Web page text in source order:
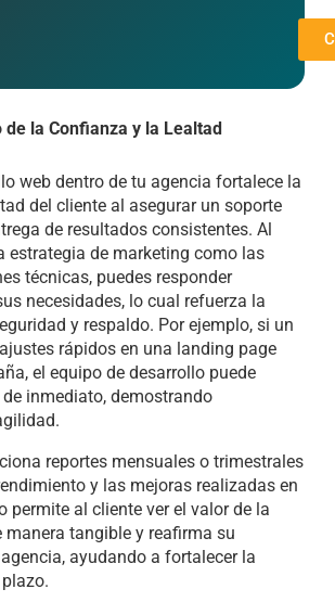
la Confianza y la Lealtad
web dentro de tu agencia fortalece la
del cliente al asegurar un soporte
de resultados consistentes. Al
estrategia de marketing como las
técnicas, puedes responder
necesidades, lo cual refuerza la
y respaldo. Por ejemplo, si un
rápidos en una landing page
el equipo de desarrollo puede
inmediato, demostrando
reportes mensuales o trimestrales
y las mejoras realizadas en
permite al cliente ver el valor de la
tangible y reafirma su
ayudando a fortalecer la